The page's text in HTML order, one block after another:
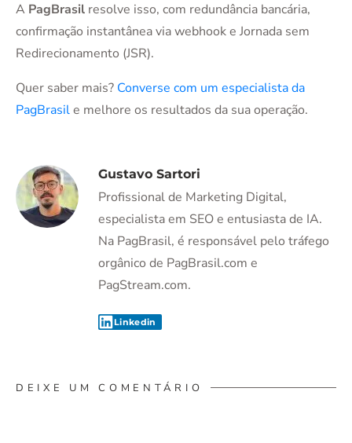
A PagBrasil resolve isso, com redundância bancária,
confirmação instantânea via webhook e Jornada sem
Redirecionamento (JSR).
Quer saber mais? Converse com um especialista da
PagBrasile melhore os resultados da sua operação.
Gustavo Sartori
Profissional de Marketing Digital,
especialista em SEO e entusiasta de IA.
Na PagBrasil, é responsável pelo tráfego
orgânico de PagBrasil.com e
PagStream.com.
Linkedin
DEIXE UM COMENTÁRIO